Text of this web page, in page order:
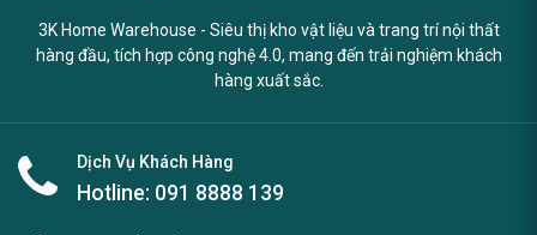
3K Home Warehouse - Siêu thị kho vật liệu và trang trí nội thất
hàng đầu, tích hợp công nghệ 4.0, mang đến trải nghiệm khách
hàng xuất sắc.
Dịch Vụ Khách Hàng
Hotline: 091 8888 139